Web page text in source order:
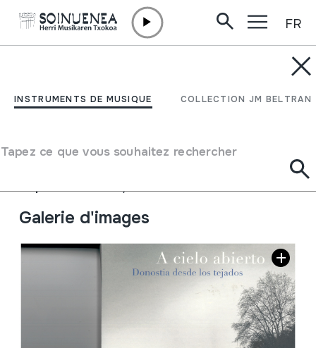
INSTRUMENTS DE MUSIQUE COLLECTION JM BELTRAN
Tapez ce que vous souhaitez rechercher
FR
A cielo abierto. Donostia
Auteur
Javier LÃ³pez Altuna
Emplacement: XXII / 2
Galerie d'images